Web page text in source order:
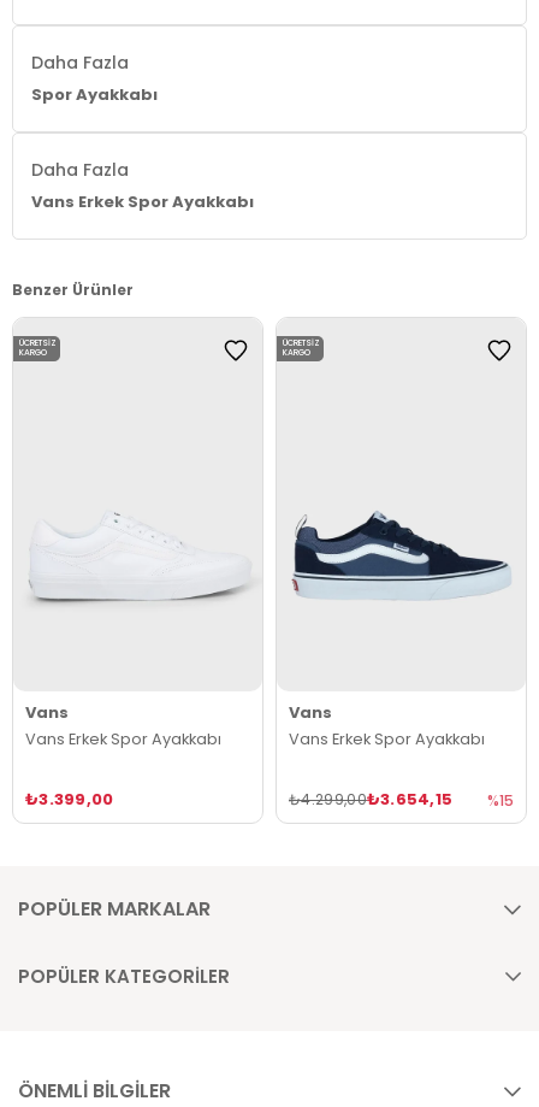
Daha Fazla
Spor Ayakkabı
Daha Fazla
Vans Erkek Spor Ayakkabı
Benzer Ürünler
Vans
Vans Erkek Spor Ayakkabı
₺3.399,00
ÜCRETSIZ
KARGO
Vans
Vans Erkek Spor Ayakkabı
₺3.654,15
₺4.299,00 %15
ÜCRETSIZ
KARGO
POPÜLER MARKALAR
POPÜLER KATEGORİLER
ÖNEMLİ BİLGİLER